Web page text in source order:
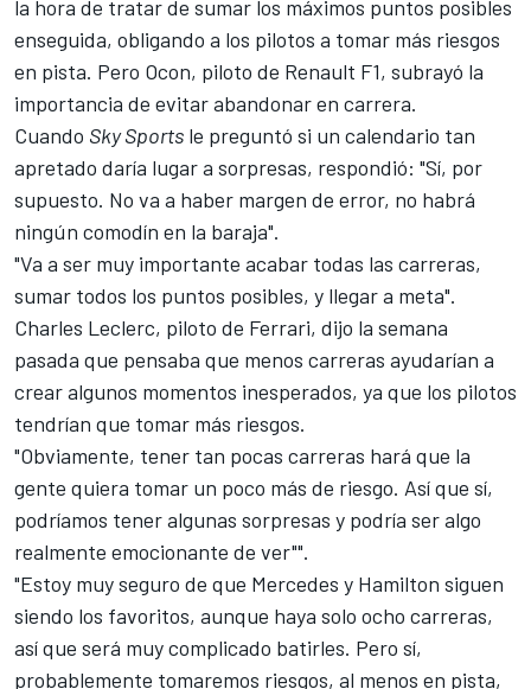
la hora de tratar de sumar los máximos puntos posibles
enseguida, obligando a los pilotos a tomar más riesgos
en pista. Pero Ocon, piloto de Renault F1, subrayó la
importancia de evitar abandonar en carrera.
Cuando Sky Sports le preguntó si un calendario tan
apretado daría lugar a sorpresas, respondió: "Sí, por
supuesto. No va a haber margen de error, no habrá
ningún comodín en la baraja".
"Va a ser muy importante acabar todas las carreras,
sumar todos los puntos posibles, y llegar a meta".
Charles Leclerc, piloto de Ferrari, dijo la semana
pasada que pensaba que menos carreras ayudarían a
crear algunos momentos inesperados, ya que los pilotos
tendrían que tomar más riesgos.
"Obviamente, tener tan pocas carreras hará que la
gente quiera tomar un poco más de riesgo. Así que sí,
podríamos teneralgunas sorpresas y podría ser algo
realmente emocionante de ver"".
"Estoy muy seguro de que Mercedes y Hamilton siguen
siendo los favoritos, aunque haya solo ocho carreras,
así que será muy complicado batirles. Pero sí,
probablemente tomaremos riesgos, al menos en pista,